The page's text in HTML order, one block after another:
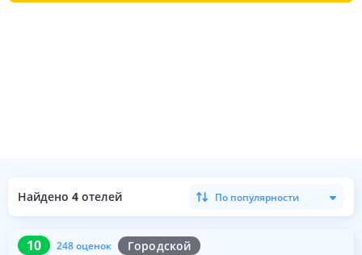
Найдено 4 отелей По популярности
10 248 оценок Городской
10 248 оценок